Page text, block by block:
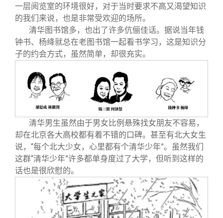
一层阅览室的环境很好，对于当时要求不高又渴望知识
的我们来说，也是非常受欢迎的场所。
清华图书馆多，也出了许多伉俪佳话。据说当年钱
钟书、杨绛就总在老图书馆一起看书学习，这是知识分
子的约会方式，虽然简单，却很充实。
清华男生虽然由于男女比例悬殊找女朋友不容易，
却在北京各大高校都有着不错的口碑。甚至有北大女生
说，“每个北大少女，心里都有个清华少年”。虽然我们
这群“清华少年”许多都单身度过了大学，但听到这样的
话也是很欣慰的。